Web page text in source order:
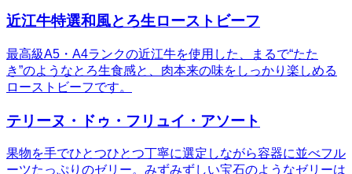
近江牛特選和風とろ生ローストビーフ
最高級A5・A4ランクの近江牛を使用した、まるで“たた
き”のようなとろ生食感と、肉本来の味をしっかり楽しめる
ローストビーフです。
テリーヌ・ドゥ・フリュイ・アソート
果物を手でひとつひとつ丁寧に選定しながら容器に並べフル
ーツたっぷりのゼリー。みずみずしい宝石のようなゼリーは